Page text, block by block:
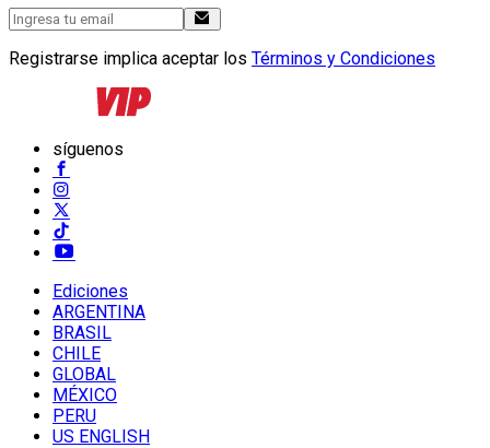
Registrarse implica aceptar los Términos y Condiciones
síguenos
Ediciones
ARGENTINA
BRASIL
CHILE
GLOBAL
MÉXICO
PERU
US ENGLISH